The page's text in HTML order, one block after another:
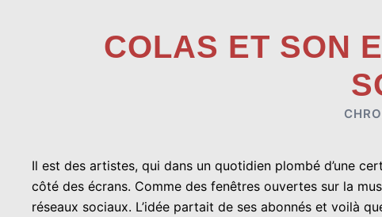
COLAS ET SON
Il est des artistes, qui dans un quotidien plombé d’une
côté des écrans. Comme des fenêtres ouvertes sur la
réseaux sociaux. L’idée partait de ses abonnés et voilà